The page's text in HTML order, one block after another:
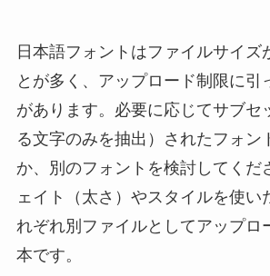
日本語フォントはファイルサイズ
とが多く、アップロード制限に引
があります。必要に応じてサブセ
る文字のみを抽出）されたフォン
か、別のフォントを検討してくだ
ェイト（太さ）やスタイルを使い
れぞれ別ファイルとしてアップロ
本です。